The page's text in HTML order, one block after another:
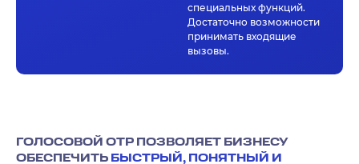
специальных функций.
Достаточно возможности
принимать входящие
вызовы.
ГОЛОСОВОЙ OTP ПОЗВОЛЯЕТ БИЗНЕСУ
ОБЕСПЕЧИТЬ БЫСТРЫЙ, ПОНЯТНЫЙ И